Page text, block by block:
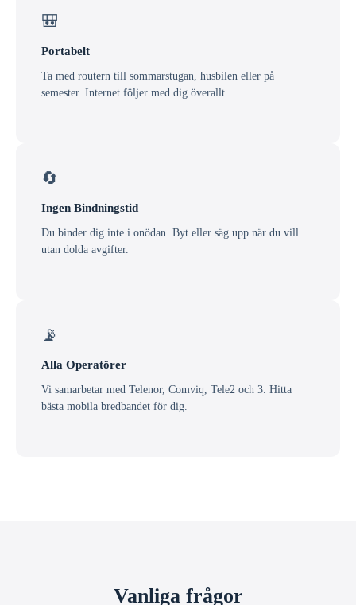
🎒
Portabelt
Ta med routern till sommarstugan, husbilen eller på
semester. Internet följer med dig överallt.
🔄
Ingen Bindningstid
Du binder dig inte i onödan. Byt eller säg upp när du vill
utan dolda avgifter.
📡
Alla Operatörer
Vi samarbetar med Telenor, Comviq, Tele2 och 3. Hitta
bästa mobila bredbandet för dig.
Vanliga frågor